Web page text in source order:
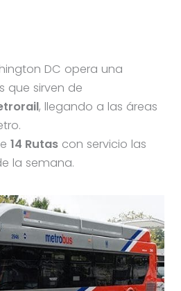
DC opera una
que sirven de
, llegando a las áreas
14 Rutascon servicio las
la semana.